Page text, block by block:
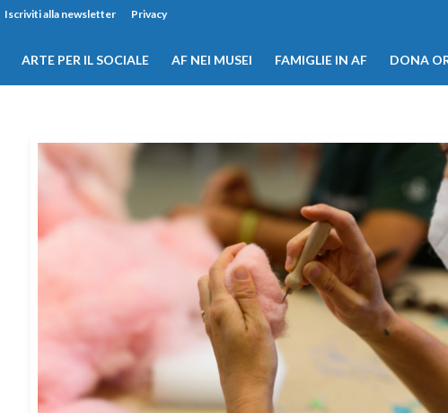
Iscriviti alla newsletter Privacy
ARTE PER IL SOCIALE AF NEI MUSEI FAMIGLIE IN AF DONA